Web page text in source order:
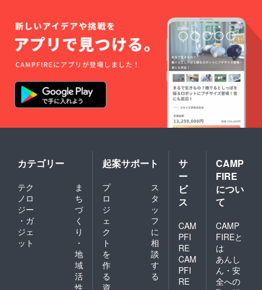
カテゴリー
テク
ノロ
ジー
・ガ
ジェ
ット
ま
ち
づ
く
り
・
地
域
活
性
起案サポート
プ
ロ
ジ
ェ
ク
ト
を
作
る
ス
タ
ッ
フ
に
相
談
す
る
資
サ
ー
ビ
ス
CAM
PFI
RE
CAM
PFI
RE
CAMP
FIRE
につい
て
CAMP
FIREと
は
あんし
ん・安
全への